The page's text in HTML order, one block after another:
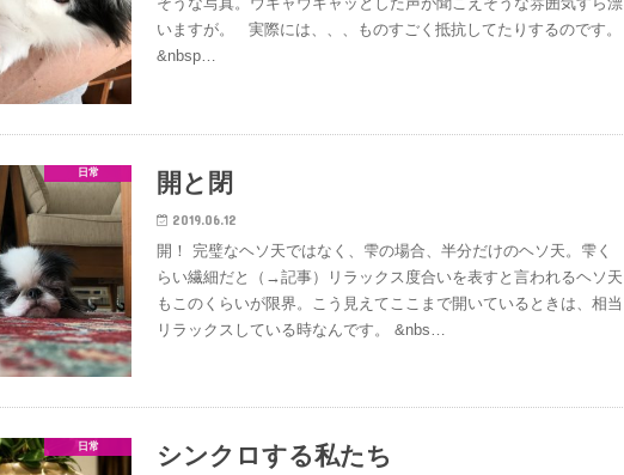
いますが。 実際には、、、ものすごく抵抗してたりするのです。
&nbsp…
日常 開と閉
2019.06.12
開！ 完璧なヘソ天ではなく、雫の場合、半分だけのヘソ天。雫く
らい繊細だと（→記事）リラックス度合いを表すと言われるヘソ天
もこのくらいが限界。こう見えてここまで開いているときは、相当
リラックスしている時なんです。 &nbs…
日常 シンクロする私たち